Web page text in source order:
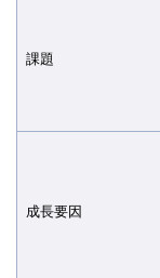
課題
成長要因